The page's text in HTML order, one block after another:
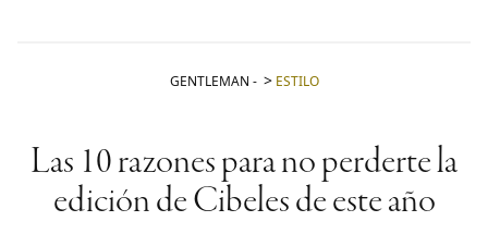
GENTLEMAN - ESTILO
Las 10 razones para no perderte la
edición de Cibeles de este año